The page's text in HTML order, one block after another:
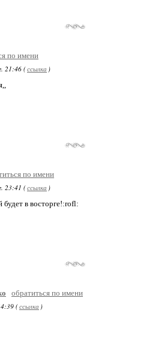
по имени
21:46 (ссылка )
по имени
23:41 (ссылка )
в восторге!:rofl:
обратиться по имени
(ссылка )